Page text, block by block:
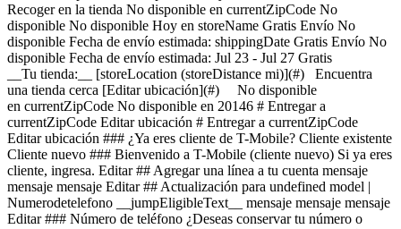
Recoger en la tienda No disponible en currentZipCode No
disponible No disponible Hoy en storeName Gratis Envío No
disponible Fecha de envío estimada: shippingDate Gratis Envío No
disponible Fecha de envío estimada: Jul 23 - Jul 27 Gratis
__Tu tienda:__ [storeLocation (storeDistance mi)](#) Encuentra
una tienda cerca [Editar ubicación](#) No disponible
en currentZipCode No disponible en 20146 # Entregar a
currentZipCode Editar ubicación # Entregar a currentZipCode
Editar ubicación ### ¿Ya eres cliente de T-Mobile? Cliente existente
Cliente nuevo ### Bienvenido a T-Mobile (cliente nuevo) Si ya eres
cliente, ingresa. Editar ## Agregar una línea a tu cuenta mensaje
mensaje mensaje Editar ## Actualización para undefined model |
Numerodetelefono __jumpEligibleText__ mensaje mensaje mensaje
Editar ### Número de teléfono ¿Deseas conservar tu número o